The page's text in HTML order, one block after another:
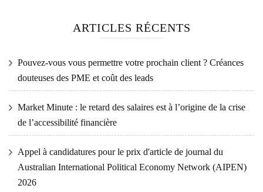
ARTICLES RÉCENTS
Pouvez-vous vous permettre votre prochain client ? Créances
douteuses des PME et coût des leads
Market Minute : le retard des salaires est à l’origine de la crise
de l’accessibilité financière
Appel à candidatures pour le prix d'article de journal du
Australian International Political Economy Network (AIPEN)
2026